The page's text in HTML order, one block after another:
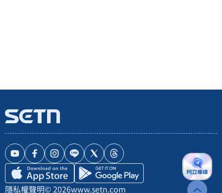
隱私權聲明© 2026www.setn.com